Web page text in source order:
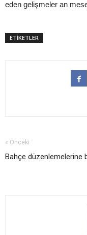
eden gelişmeler an
ETİKETLER
« Önceki
Bahçe düzenlemelerine